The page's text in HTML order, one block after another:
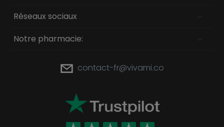
Réseaux sociaux
Notre pharmacie:
contact-fr@vivami.co